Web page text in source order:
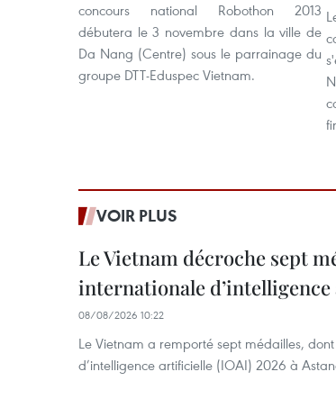
concours national Robothon 2013
débutera le 3 novembre dans la ville de
Da Nang (Centre) sous le parrainage du
groupe DTT-Eduspec Vietnam.
VOIR PLUS
Le Vietnam décroche sept
internationale
08/08/2026 10:22
Le Vietnam a remporté sept médailles,
d’intelligence artificielle (IOAI) 2026 à